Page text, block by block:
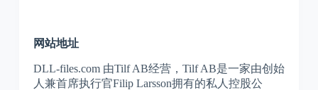
网站地址
DLL-files.com 由Tilf AB经营，Tilf AB是一家由创始
人兼首席执行官Filip Larsson拥有的私人控股公